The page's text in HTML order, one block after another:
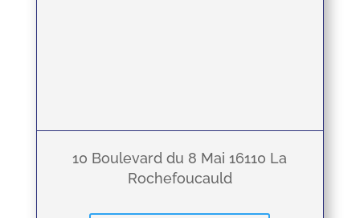
10 Boulevard du 8 Mai 16110 La
Rochefoucauld